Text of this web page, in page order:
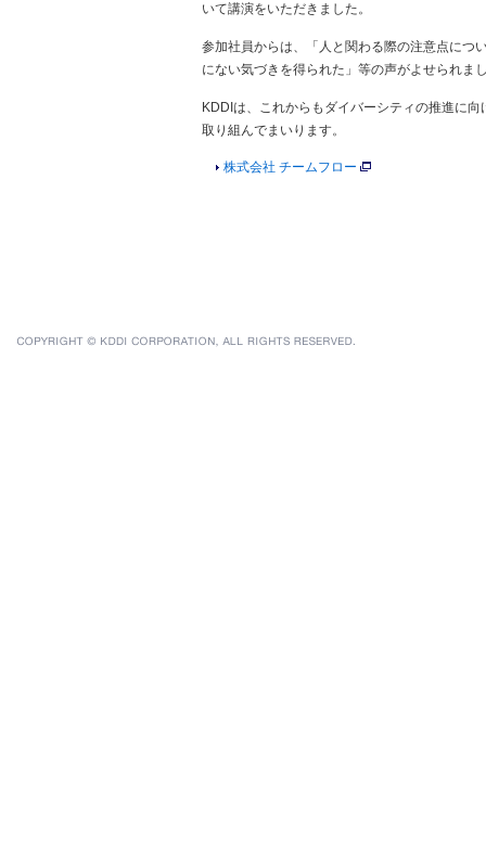
いて講演をいただきました。
参加社員からは、「人と関わる際の注意点につ
にない気づきを得られた」等の声がよせられま
KDDIは、これからもダイバーシティの推進に向
取り組んでまいります。
株式会社 チームフロー